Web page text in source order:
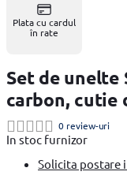
Plata cu cardul
în rate
Set de unelte
carbon, cutie
0 review-uri
In stoc furnizor
Solicita postare